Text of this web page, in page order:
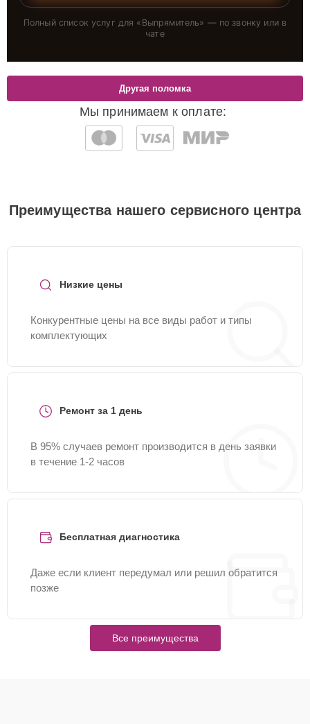
Полный список услуг для « Выпрямитель» — по звонку или в
чате
Мы принимаем к оплате:
Другая поломка
Преимущества нашего сервисного центра
Низкие цены
Конкурентные цены на все виды работ и типы
комплектующих
Ремонт за 1 день
В 95% случаев ремонт производится в день заявки
в течение 1-2 часов
Бесплатная диагностика
Даже если клиент передумал или решил обратится
позже
Все преимущества